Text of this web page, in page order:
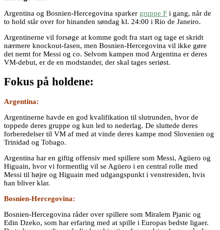
Argentina og Bosnien-Hercegovina sparker gruppe F i gang, når de
to hold står over for hinanden søndag kl. 24:00 i Rio de Janeiro.
Argentinerne vil forsøge at komme godt fra start og tage et skridt
nærmere knockout-fasen, men Bosnien-Hercegovina vil ikke gøre
det nemt for Messi og co. Selvom kampen mod Argentina er deres
VM-debut, er de en modstander, der skal tages seriøst.
Fokus på holdene:
Argentina:
Argentinerne havde en god kvalifikation til slutrunden, hvor de
toppede deres gruppe og kun led to nederlag. De sluttede deres
forberedelser til VM af med at vinde deres kampe mod Slovenien og
Trinidad og Tobago.
Argentina har en giftig offensiv med spillere som Messi, Agüero og
Higuain, hvor vi formentlig vil se Agüero i en central rolle med
Messi til højre og Higuain med udgangspunkt i venstresiden, hvis
han bliver klar.
Bosnien-Hercegovina:
Bosnien-Hercegovina råder over spillere som Miralem Pjanic og
Edin Dzeko, som har erfaring med at spille i Europas bedste ligaer.